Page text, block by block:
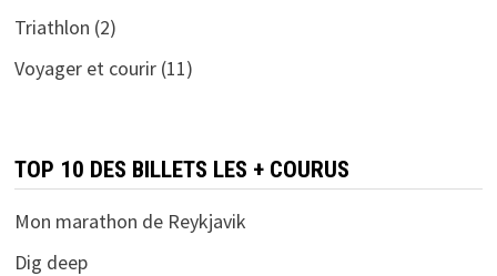
Triathlon (2)
Voyager et courir(11)
TOP 10 DES BILLETS LES + COURUS
Mon marathon de Reykjavik
Dig deep